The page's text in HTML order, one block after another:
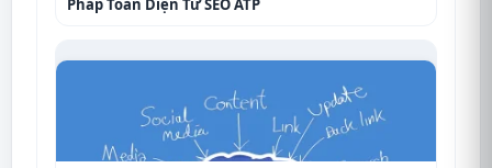
Pháp Toàn Diện Từ SEO ATP